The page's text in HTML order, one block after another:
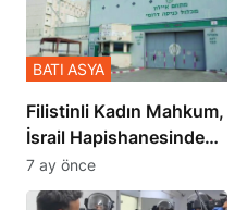
Filistinli Kadın Mahkum,
İsrail Hapishanesindeki
Zulmü Anlattı
BATI ASYA
7 ay önce